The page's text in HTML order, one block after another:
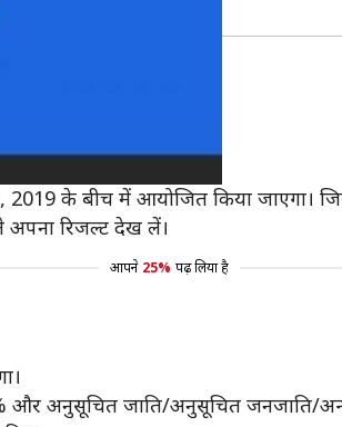
2019 के बीच में आयोजित किया
अपना रिजल्ट देख लें।
आपने 25% पढ़ लिया है
और अनुसूचित जाति/अनुसूचित जनजाति/